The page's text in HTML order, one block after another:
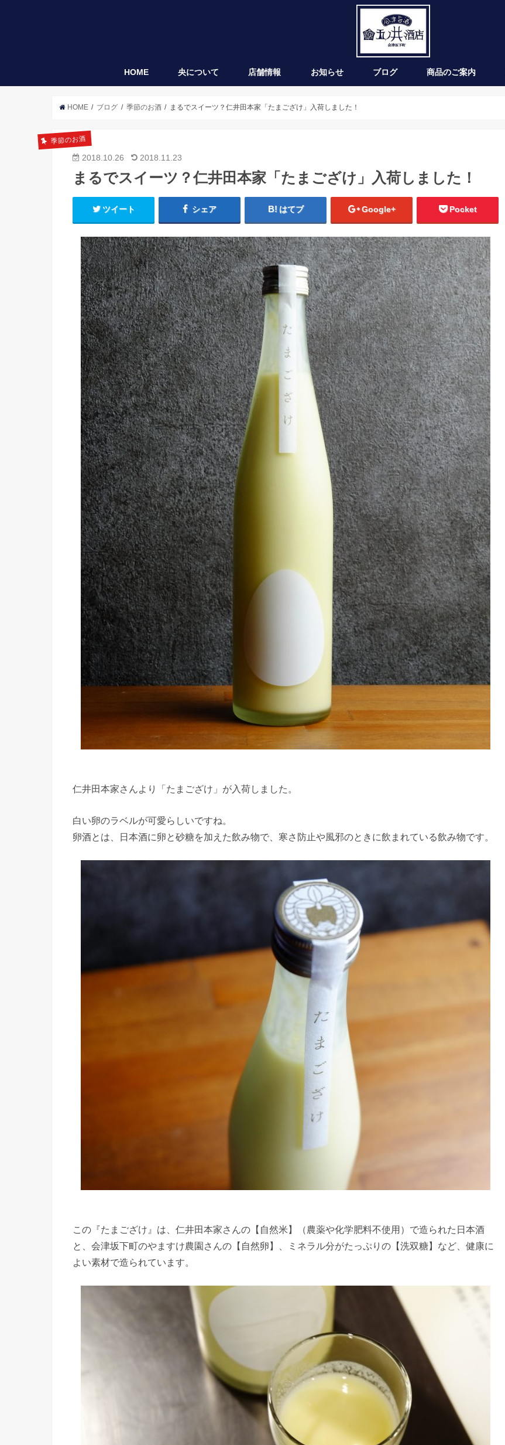
HOME 央について 店舗情報 お知らせ ブログ 商品のご案内
HOME ブログ 季節のお酒 まるでスイーツ？仁井田本家「たまござけ」入荷しました！
季節のお酒
2018.10.26 2018.11.23
まるでスイーツ？仁井田本家「たまござけ」入荷しました！
ツイート シェア はてブ Google+ Pocket
仁井田本家さんより「たまござけ」が入荷しました。
白い卵のラベルが可愛らしいですね。
卵酒とは、日本酒に卵と砂糖を加えた飲み物で、寒さ防止や風邪のときに飲まれている飲み物です。
この『たまござけ』は、仁井田本家さんの【自然米】（農薬や化学肥料不使用）で造られた日本酒
と、会津坂下町のやますけ農園さんの【自然卵】、ミネラル分がたっぷりの【洗双糖】など、健康に
よい素材で造られています。